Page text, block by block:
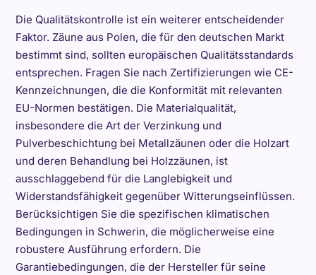
Die Qualitätskontrolle ist ein weiterer entscheidender
Faktor. Zäune aus Polen, die für den deutschen Markt
bestimmt sind, sollten europäischen Qualitätsstandards
entsprechen. Fragen Sie nach Zertifizierungen wie CE-
Kennzeichnungen, die die Konformität mit relevanten
EU-Normen bestätigen. Die Materialqualität,
insbesondere die Art der Verzinkung und
Pulverbeschichtung bei Metallzäunen oder die Holzart
und deren Behandlung bei Holzzäunen, ist
ausschlaggebend für die Langlebigkeit und
Widerstandsfähigkeit gegenüber Witterungseinflüssen.
Berücksichtigen Sie die spezifischen klimatischen
Bedingungen in Schwerin, die möglicherweise eine
robustere Ausführung erfordern. Die
Garantiebedingungen, die der Hersteller für seine